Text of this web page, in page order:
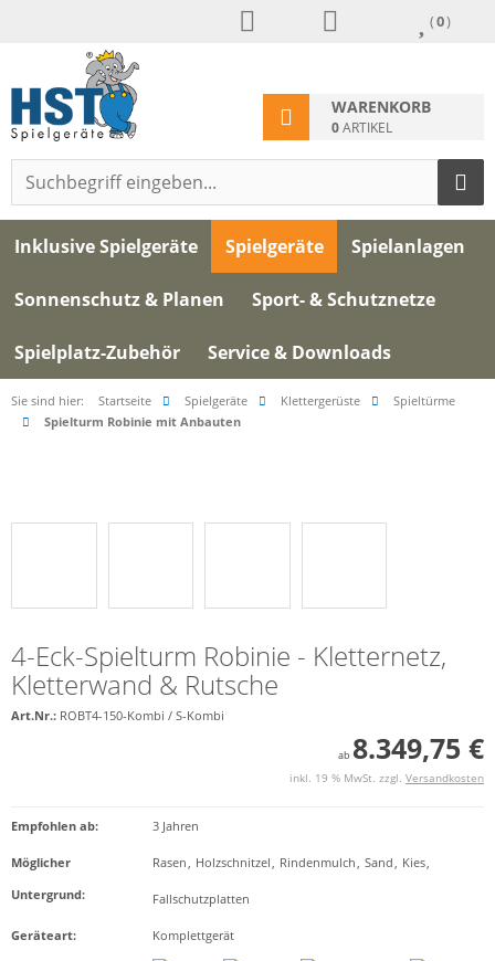
(0)
WARENKORB
0ARTIKEL
Inklusive Spielgeräte Spielgeräte Spielanlagen
Sonnenschutz & Planen Sport- & Schutznetze
Spielplatz-Zubehör Service & Downloads
Sie sind hier: Startseite Spielgeräte Klettergerüste
Spieltürme
Spielturm Robinie mit Anbauten
4-Eck-Spielturm Robinie - Kletternetz,
Kletterwand & Rutsche
Art.Nr.: ROBT4-150-Kombi / S-Kombi
ab 8.349,75 €
inkl. 19 % MwSt. zzgl. Versandkosten
Empfohlen ab: 3 Jahren
Möglicher
Untergrund:
Rasen Holzschnitzel Rindenmulch Sand Kies
Fallschutzplatten
Geräteart: Komplettgerät